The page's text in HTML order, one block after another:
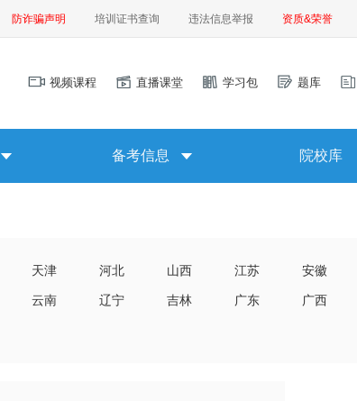
防诈骗声明 培训证书查询 违法信息举报 资质&荣誉
视频课程 直播课堂 学习包 题库
备考信息 院校库
天津 河北 山西 江苏 安徽
云南 辽宁 吉林 广东 广西